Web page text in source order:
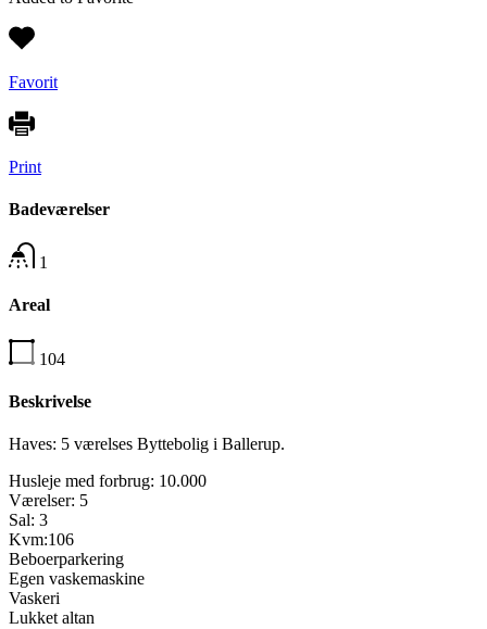
Favorit
Print
Badeværelser
1
Areal
104
Beskrivelse
Haves: 5 værelses Byttebolig i Ballerup.
Husleje med forbrug: 10.000
Værelser: 5
Sal: 3
Kvm:106
Beboerparkering
Egen vaskemaskine
Vaskeri
Lukket altan